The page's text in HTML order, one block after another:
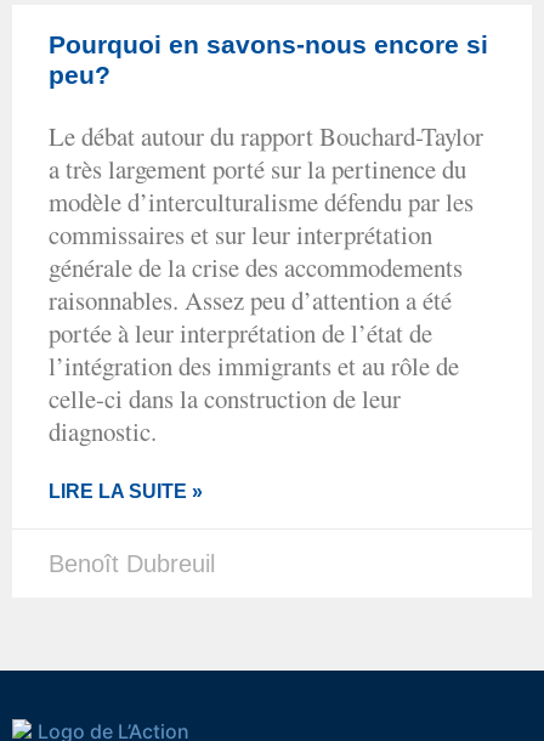
Pourquoi en savons-nous encore si
peu?
Le débat autour du rapport Bouchard-Taylor
a très largement porté sur la pertinence du
modèle d’interculturalisme défendu par les
commissaires et sur leur interprétation
générale de la crise des accommodements
raisonnables. Assez peu d’attention a été
portée à leur interprétation de l’état de
l’intégration des immigrants et au rôle de
celle-ci dans la construction de leur
diagnostic.
LIRE LA SUITE »
Benoît Dubreuil